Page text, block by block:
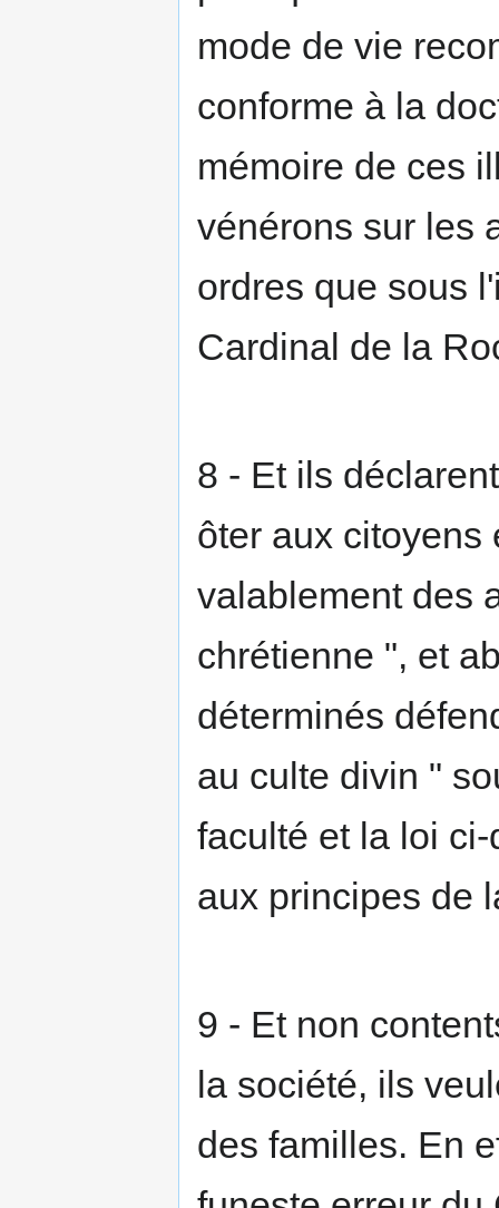
mode de vie
conforme à la
mémoire de ces
vénérons sur les
ordres que sous
Cardinal de la
8 - Et ils
ôter aux citoyens
valablement des
chrétienne ", et
déterminés
au culte divin "
faculté et la loi
aux principes de
9 - Et non
la société, ils
des familles. En